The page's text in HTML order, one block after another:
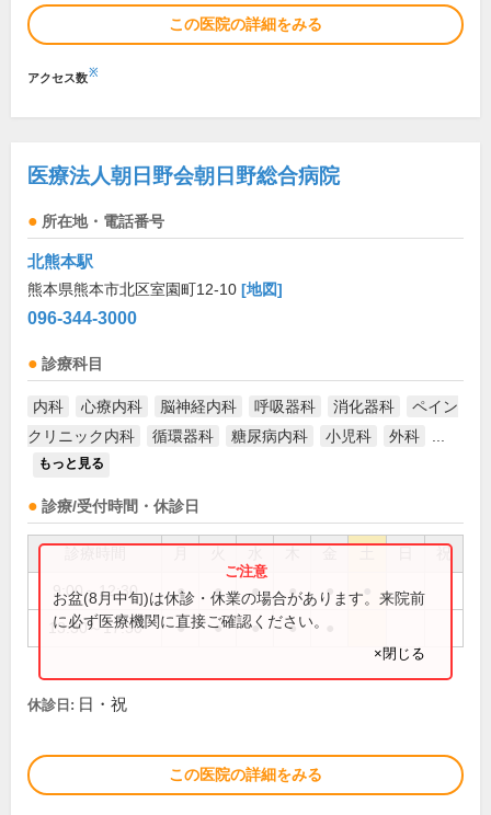
この医院の詳細をみる
アクセス数※
医療法人朝日野会朝日野総合病院
所在地・電話番号
北熊本駅
熊本県熊本市北区室園町12-10 [地図]
096-344-3000
診療科目
内科 心療内科 脳神経内科 呼吸器科 消化器科
ペイン
クリニック内科
循環器科 糖尿病内科 小児科 外科
もっと見る
診療/受付時間・休診日
祝
9:00～12:30 ● ● ● ● ●
13:30～17:30 ● ● ● ●
お盆(8月中旬)は休診・休業の場合があります。来院前
に必ず医療機関に直接ご確認ください。
×閉じる
休診日: 日・祝
この医院の詳細をみる